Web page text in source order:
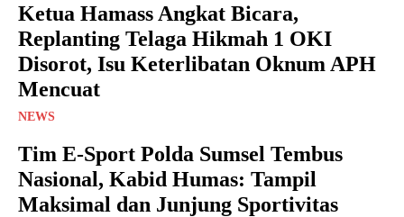
Ketua Hamass Angkat Bicara,
Replanting Telaga Hikmah 1 OKI
Disorot, Isu Keterlibatan Oknum APH
Mencuat
NEWS
Tim E-Sport Polda Sumsel Tembus
Nasional, Kabid Humas: Tampil
Maksimal dan Junjung Sportivitas